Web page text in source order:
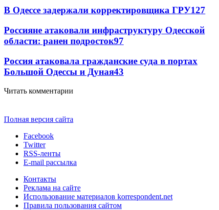
В Одессе задержали корректировщика ГРУ127
Россияне атаковали инфраструктуру Одесской
области: ранен подросток97
Россия атаковала гражданские суда в портах
Большой Одессы и Дуная43
Читать комментарии
Полная версия сайта
Facebook
Twitter
RSS-ленты
E-mail рассылка
Контакты
Реклама на сайте
Использование материалов korrespondent.net
Правила пользования сайтом